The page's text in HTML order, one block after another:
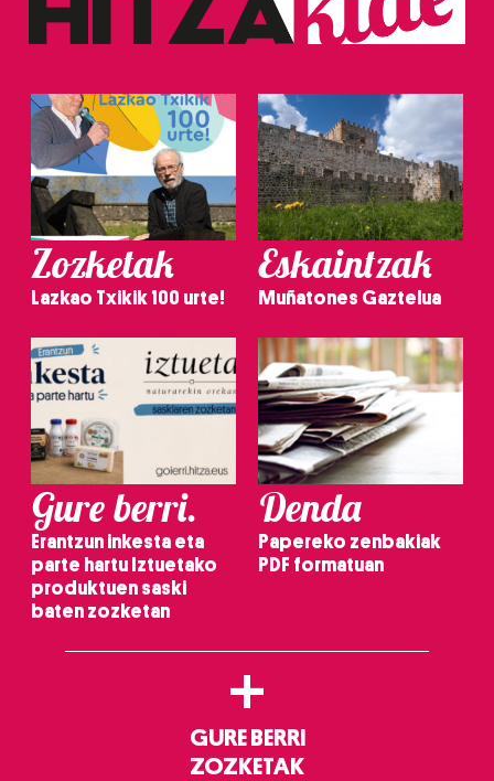
Zozketak
Lazkao Txikik 100 urte!
Eskaintzak
Muñatones Gaztelua
Gure berri.
Erantzun inkesta eta
parte hartu Iztuetako
produktuen saski
baten zozketan
Denda
Papereko zenbakiak
PDF formatuan
+
GURE BERRI
ZOZKETAK